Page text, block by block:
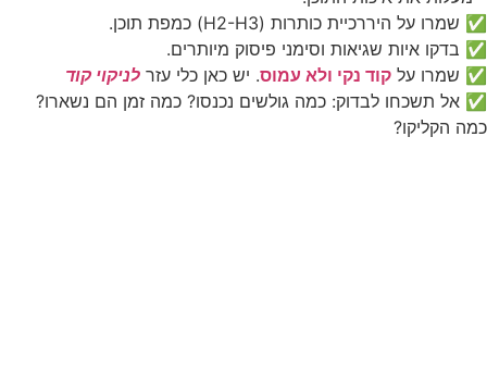
✅ שמרו על היררכיית כותרות (H2-H3) כמפת תוכן.
✅ בדקו איות שגיאות וסימני פיסוק מיותרים.
✅ שמרו על קוד נקי ולא עמוס. יש כאן כלי עזר לניקוי קוד
✅ אל תשכחו לבדוק: כמה גולשים נכנסו? כמה זמן הם נשארו?
כמה הקליקו?